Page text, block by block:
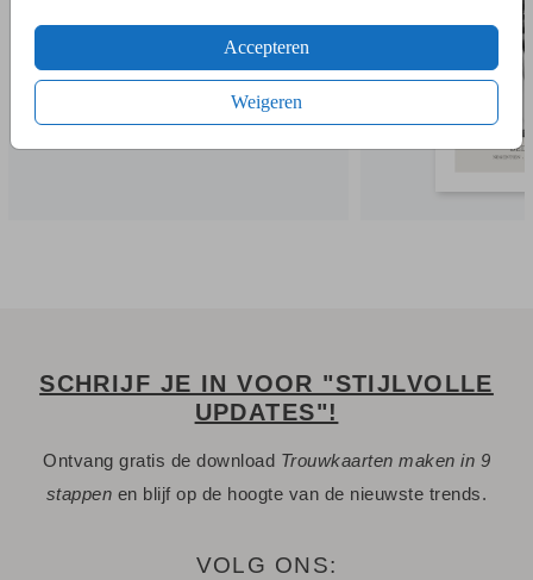
Accepteren
Weigeren
- Ga naar de kaartopmaker om een stijlvol ontwerp te maken.
- Je kunt gebruik maken van onze uitgebreide beeldbank.
- Bewaar het ontwerp in je account. Je kunt later verder
werken.
Een vraag? Hier vind je waarschijnlijkhet antwoord.
SCHRIJF JE IN VOOR "STIJLVOLLE
UPDATES"!
Ontvang gratis de download Trouwkaarten maken in 9
stappen en blijf op de hoogte van de nieuwste trends.
VOLG ONS: